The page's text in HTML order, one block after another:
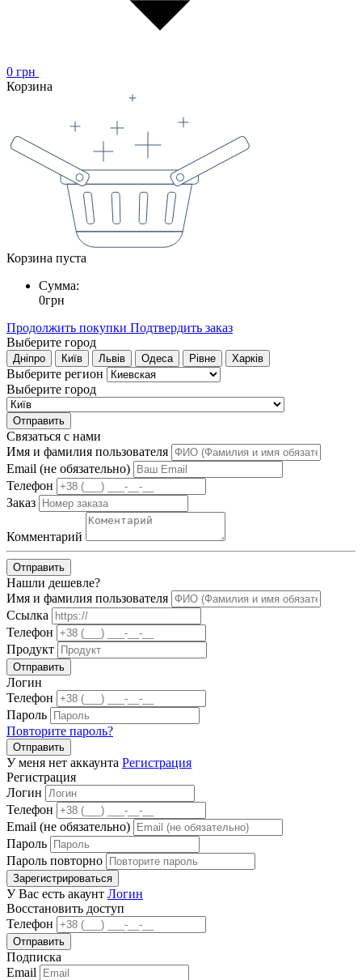
0 грн
Корзина
Корзина пуста
Сумма:
0грн
Продолжить покупки Подтвердить заказ
Выберите город
Дніпро Київ Львів Одеса Рівне Харків
Выберите регион
Выберите город
Отправить
Связаться с нами
Имя и фамилия пользователя
Email (не обязательно)
Телефон
Заказ
Комментарий
Отправить
Нашли дешевле?
Имя и фамилия пользователя
Ссылка
Телефон
Продукт
Отправить
Логин
Телефон
Пароль
Повторите пароль?
Отправить
У меня нет аккаунта Регистрация
Регистрация
Логин
Телефон
Email (не обязательно)
Пароль
Пароль повторно
Зарегистрироваться
У Вас есть акаунт Логин
Восстановить доступ
Телефон
Отправить
Подписка
Email